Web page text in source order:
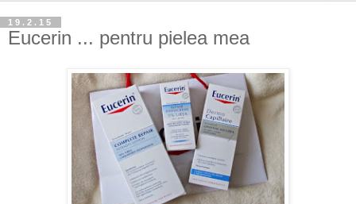
19.2.15
Eucerin ... pentru pielea mea